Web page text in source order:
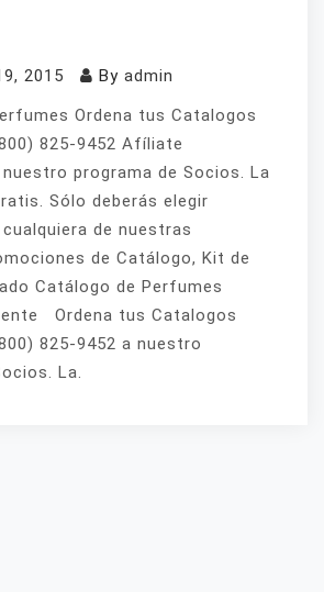
2015 By admin
Ordena tus Catalogos
825-9452 Afíliate
programa de Socios. La
Sólo deberás elegir
de nuestras
de Catálogo, Kit de
Catálogo de Perfumes
Ordena tus Catalogos
825-9452 a nuestro
La.